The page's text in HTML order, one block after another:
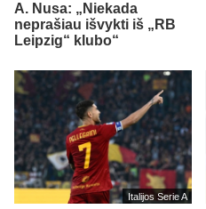
A. Nusa: „Niekada
neprašiau išvykti iš „RB
Leipzig“ klubo“
Italijos Serie A